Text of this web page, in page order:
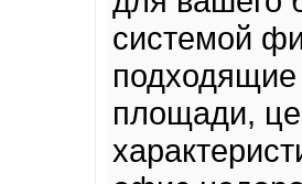
системой
площади,